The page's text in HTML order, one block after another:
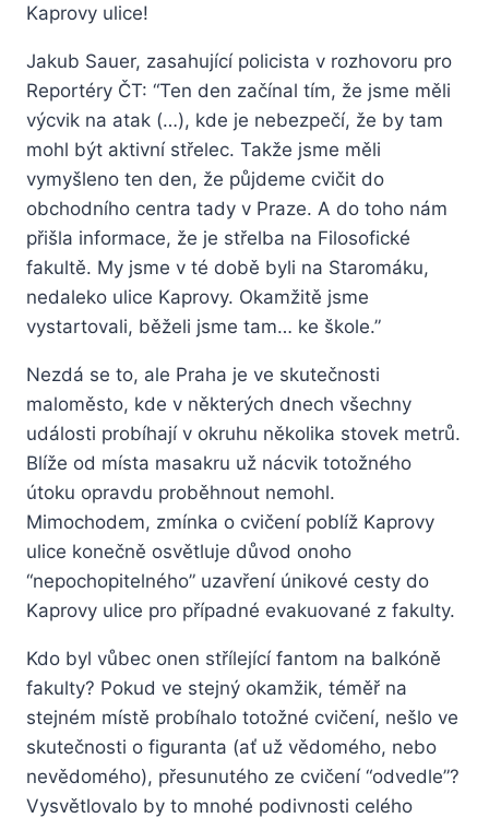
Kaprovy ulice!
Jakub Sauer, zasahující policista v rozhovoru pro
Reportéry ČT: “Ten den začínal tím, že jsme měli
výcvik na atak (…), kde je nebezpečí, že by tam
mohl být aktivní střelec. Takže jsme měli
vymyšleno ten den, že půjdeme cvičit do
obchodního centra tady v Praze. A do toho nám
přišla informace, že je střelba na Filosofické
fakultě. My jsme v té době byli na Staromáku,
nedaleko ulice Kaprovy. Okamžitě jsme
vystartovali, běželi jsme tam… ke škole.”
Nezdá se to, ale Praha je ve skutečnosti
maloměsto, kde v některých dnech všechny
události probíhají v okruhu několika stovek metrů.
Blíže od místa masakru už nácvik totožného
útoku opravdu proběhnout nemohl.
Mimochodem, zmínka o cvičení poblíž Kaprovy
ulice konečně osvětluje důvod onoho
“nepochopitelného” uzavření únikové cesty do
Kaprovy ulice pro případné evakuované z fakulty.
Kdo byl vůbec onen střílející fantom na balkóně
fakulty? Pokud ve stejný okamžik, téměř na
stejném místě probíhalo totožné cvičení, nešlo ve
skutečnosti o figuranta (ať už vědomého, nebo
nevědomého), přesunutého ze cvičení “odvedle”?
Vysvětlovalo by to mnohé podivnosti celého